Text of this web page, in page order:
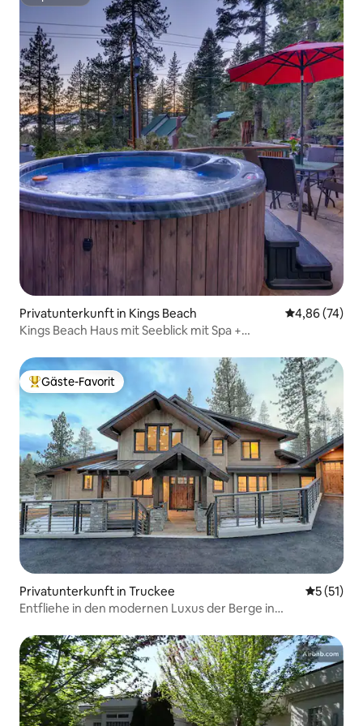
Privatunterkunft in Kings Beach
4,86 (74)
Kings Beach Haus mit Seeblick mit Spa +
Beliebter Gäste-Favorit.
Gäste-Favorit
Privatunterkunft in Truckee
5 (51)
Entfliehe in den modernen Luxus der Berge in